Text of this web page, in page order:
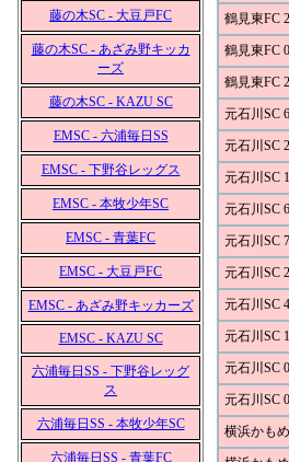
藤の木SC - 大豆戸FC
藤の木SC - あざみ野キッカ
ーズ
藤の木SC - KAZU SC
EMSC - 六浦毎日SS
EMSC - 下野谷レッグス
EMSC - 本牧少年SC
EMSC - 青葉FC
EMSC - 大豆戸FC
EMSC - あざみ野キッカーズ
EMSC - KAZU SC
六浦毎日SS - 下野谷レッグ
ス
六浦毎日SS - 本牧少年SC
六浦毎日SS - 青葉FC
鶴見東FC
鶴見東FC
鶴見東FC
元石川SC
元石川SC
元石川SC
元石川SC
元石川SC
元石川SC
元石川SC
元石川SC
元石川SC
元石川SC
横浜かも